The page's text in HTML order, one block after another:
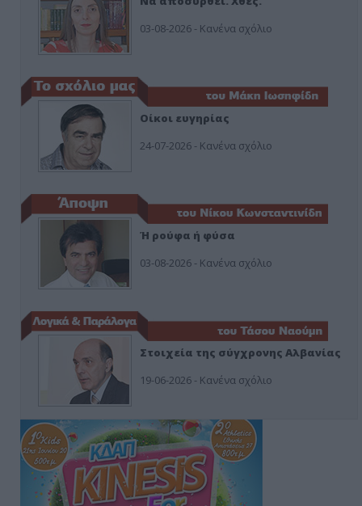
03-08-2026 - Κανένα σχόλιο
Οίκοι ευγηρίας
24-07-2026 - Κανένα σχόλιο
Ή ρούφα ή φύσα
03-08-2026 - Κανένα σχόλιο
Στοιχεία της σύγχρονης Αλβανίας
19-06-2026 - Κανένα σχόλιο